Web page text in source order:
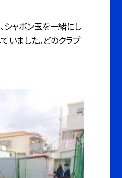
シャボン玉を一緒にし
いました。どのクラブ